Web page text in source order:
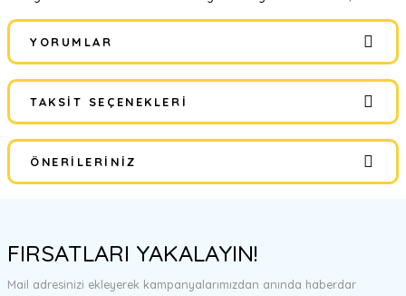
YORUMLAR
Bu ürüne ilk yorumu siz yapın!
Yorum Yaz
TAKSIT SEÇENEKLERI
ÖNERILERINIZ
tarafımıza iletebilirsiniz.
Görüş ve önerileriniz için teşekkür ederiz.
FIRSATLARI YAKALAYIN!
Mail adresinizi ekleyerek kampanyalarımızdan anında haberdar